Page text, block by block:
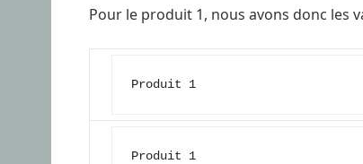
Pour le produit 1, nous avons donc les
Produit 1
Produit 1